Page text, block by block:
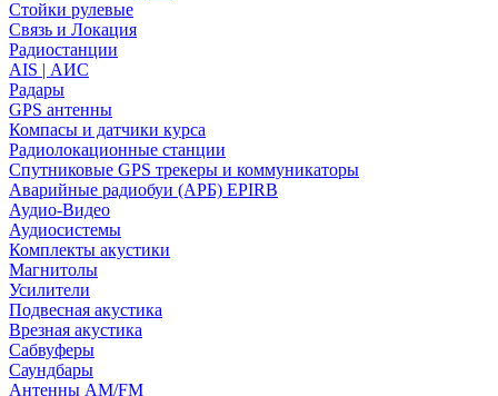
Стойки рулевые
Связь и Локация
Радиостанции
AIS | АИС
Радары
GPS антенны
Компасы и датчики курса
Радиолокационные станции
Спутниковые GPS трекеры и коммуникаторы
Аварийные радиобуи (АРБ) EPIRB
Аудио-Видео
Аудиосистемы
Комплекты акустики
Магнитолы
Усилители
Подвесная акустика
Врезная акустика
Сабвуферы
Саундбары
Антенны AM/FM